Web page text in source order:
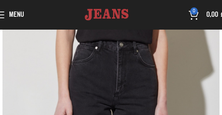
MENU
0
0,00